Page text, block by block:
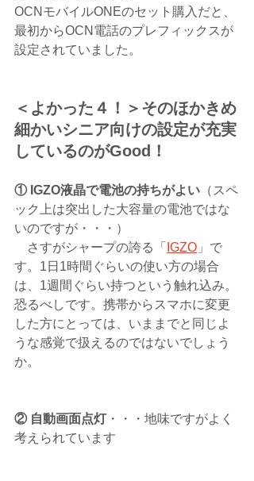
OCNモバイルONEのセット購入だと、
最初からOCN電話のプレフィックスが
設定されていました。
＜よかった４！＞そのほかきめ
細かいシニア向けの設定が充実
しているのがGood！
① IGZO液晶で電池の持ちがよい （スペ
ック上は突出した大容量の電池ではな
いのですが・・・）
さすがシャープの誇る「 IGZO 」で
す。1日1時間ぐらいの使い方の場合
は、1週間ぐらい持つという触れ込み。
恐るべしです。携帯からスマホに変更
した方にとっては、いままでと同じよ
うな感覚で扱えるのではないでしょう
か。
② 自動画面点灯・・・地味ですがよく
考えられています